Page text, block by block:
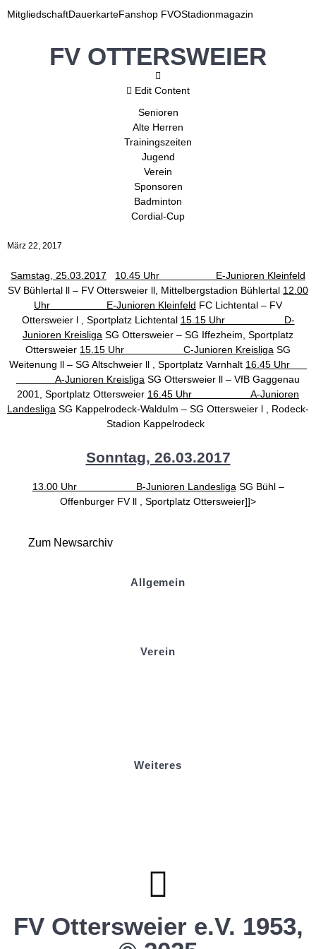
MitgliedschaftDauerkarteFanshop FVOStadionmagazin
FV OTTERSWEIER
Edit Content
Senioren
Alte Herren
Trainingszeiten
Jugend
Verein
Sponsoren
Badminton
Cordial-Cup
März 22, 2017
Samstag, 25.03.2017
10.45 Uhr E-Junioren Kleinfeld
SV Bühlertal ll – FV Ottersweier ll, Mittelbergstadion Bühlertal 12.00
Uhr E-Junioren Kleinfeld FC Lichtental – FV
Ottersweier l , Sportplatz Lichtental 15.15 Uhr D-
Junioren Kreisliga SG Ottersweier – SG Iffezheim, Sportplatz
Ottersweier 15.15 Uhr C-Junioren Kreisliga SG
Weitenung ll – SG Altschweier ll , Sportplatz Varnhalt 16.45 Uhr
A-Junioren Kreisliga SG Ottersweier ll – VfB Gaggenau
2001, Sportplatz Ottersweier 16.45 Uhr A-Junioren
Landesliga SG Kappelrodeck-Waldulm – SG Ottersweier l , Rodeck-
Stadion Kappelrodeck
Sonntag, 26.03.2017
13.00 Uhr B-Junioren Landesliga SG Bühl –
Offenburger FV ll , Sportplatz Ottersweier]]>
Zum Newsarchiv
Allgemein
Verein
Weiteres
FV Ottersweier e.V. 1953,